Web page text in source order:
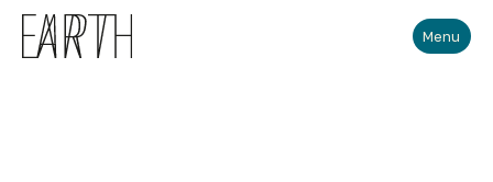
Skip to main content
Menu